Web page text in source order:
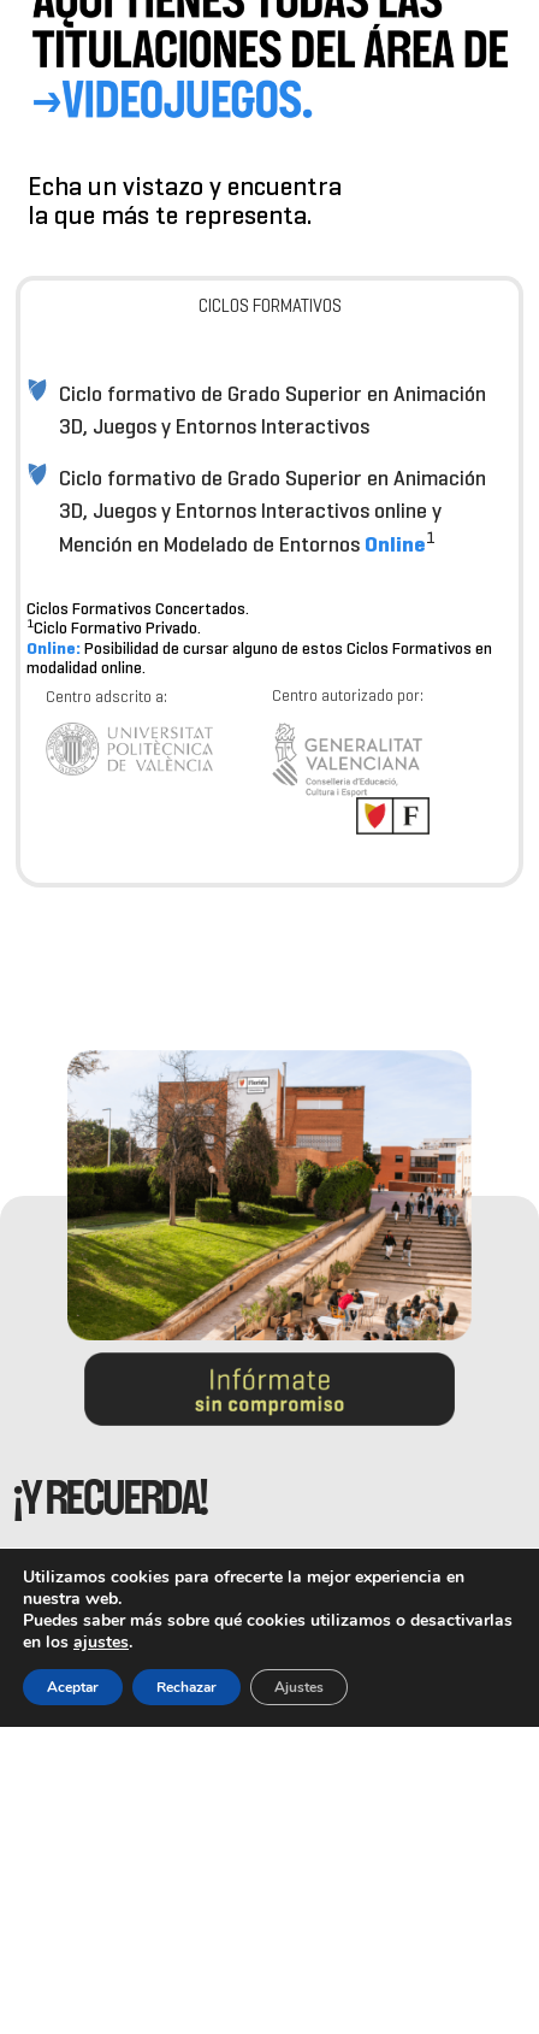
Echa un vistazo y encuentra
la que más te representa.
CICLOS FORMATIVOS
Ciclo formativo de Grado Superior en Animación
3D, Juegos y Entornos Interactivos
Ciclo formativo de Grado Superior en Animación
3D, Juegos y Entornos Interactivos online y
Mención en Modelado de Entornos Online1
Ciclos Formativos Concertados.
1Ciclo Formativo Privado.
Online:Posibilidad de cursar alguno de estos Ciclos Formativos en
modalidad online.
Centro autorizado por:
Centro adscrito a:
¡Y RECUERDA!
Ya tienes disponible el Cuadernillo de
Florida Universitària para petarlo en
Selectividad.
Haz click en el link para
descargar el tuyo.
Utilizamos cookies para ofrecerte la mejor experiencia en
nuestra web.
Puedes saber más sobre qué cookies utilizamos o desactivarlas
en los ajustes.
Aceptar Rechazar Ajustes